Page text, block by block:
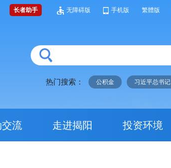
长者助手 无障碍版 手机版 繁體版
热门搜索： 公积金 习近平总书记
流 走进揭阳 投资环境